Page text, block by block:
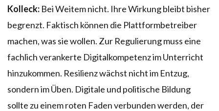
Kolleck: Bei Weitem nicht. Ihre Wirkung bleibt bisher
begrenzt. Faktisch können die Plattformbetreiber
machen, was sie wollen. Zur Regulierung muss eine
fachlich verankerte Digitalkompetenz im Unterricht
hinzukommen. Resilienz wächst nicht im Entzug,
sondern im Üben. Digitale und politische Bildung
sollte zu einem roten Faden verbunden werden, der